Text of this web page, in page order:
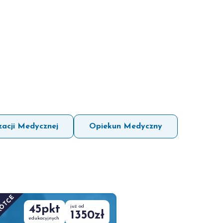
Medycznej Opiekun Medyczny
45pkt
edukacyjnych
już od
1350zł